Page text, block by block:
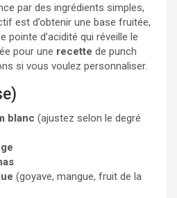
par des ingrédients simples,
est d’obtenir une base fruitée,
pointe d’acidité qui réveille le
pour une recette de punch
si vous voulez personnaliser.
blanc (ajustez selon le degré
(goyave, mangue, fruit de la